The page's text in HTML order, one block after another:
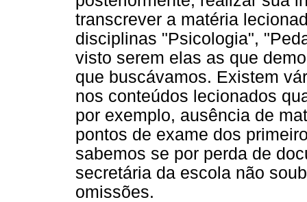
transcrever a matéria
disciplinas "Psicologia",
visto serem elas as que
que buscávamos. Existem
nos conteúdos lecionados
por exemplo, ausência de
pontos de exame dos
sabemos se por perda de
secretária da escola não
omissões.